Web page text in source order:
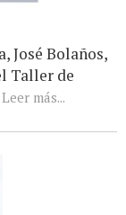
José Bolaños,
Taller de
Leer más...